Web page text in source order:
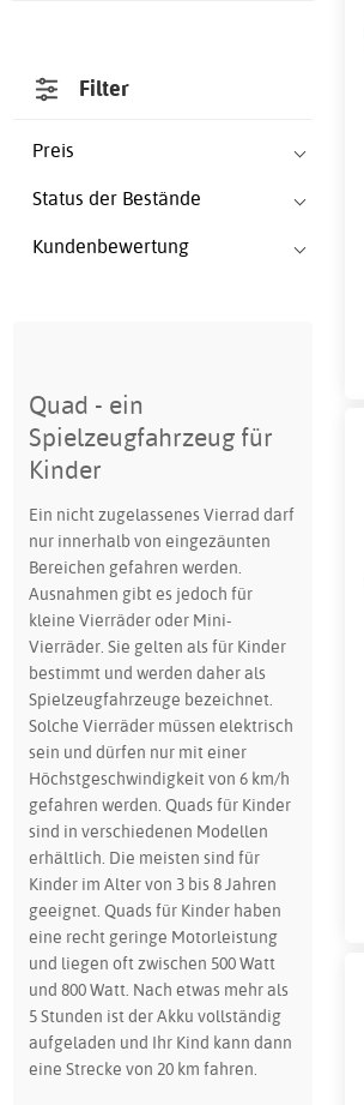
Filter
Preis
Status der Bestände
Kundenbewertung
Quad - ein
Spielzeugfahrzeug für
Kinder
Ein nicht zugelassenes Vierrad darf
nur innerhalb von eingezäunten
Bereichen gefahren werden.
Ausnahmen gibt es jedoch für
kleine Vierräder oder Mini-
Vierräder. Sie gelten als für Kinder
bestimmt und werden daher als
Spielzeugfahrzeuge bezeichnet.
Solche Vierräder müssen elektrisch
sein und dürfen nur mit einer
Höchstgeschwindigkeit von 6 km/h
gefahren werden. Quads für Kinder
sind in verschiedenen Modellen
erhältlich. Die meisten sind für
Kinder im Alter von 3 bis 8 Jahren
geeignet. Quads für Kinder haben
eine recht geringe Motorleistung
und liegen oft zwischen 500 Watt
und 800 Watt. Nach etwas mehr als
5 Stunden ist der Akku vollständig
aufgeladen und Ihr Kind kann dann
eine Strecke von 20 km fahren.